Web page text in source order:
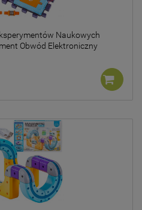
Naukowych
Obwód Elektroniczny